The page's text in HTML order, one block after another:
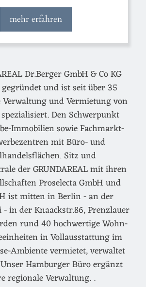
mehr erfahren
Dr.Berger GmbH & Co KG
gegründet und ist seit über 35
Verwaltung und Vermietung von
Den Schwerpunkt
Immobilien sowie Fachmarkt-
mit Büro- und
Sitz und
der GRUNDAREAL mit ihren
Proselecta GmbH und
ist mitten in Berlin - an der
in der Knaackstr.86, Prenzlauer
rund 40 hochwertige Wohn-
in Vollausstattung im
Ambiente vermietet, verwaltet
Hamburger Büro ergänzt
regionale Verwaltung. .